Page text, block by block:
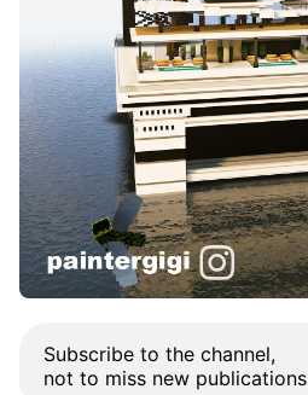
Subscribe to the channel,
not to miss new publications